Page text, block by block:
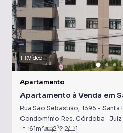
Vídeo
Apartamento
Apartamento à Venda em
Rua São Sebastião, 1395 - Santa
Condomínio Res. Córdoba · Juiz
61m² 2 2 1